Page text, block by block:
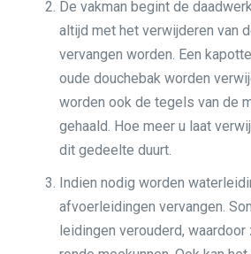
De vakman begint de
altijd met het verwijderen van
vervangen worden. Een
oude douchebak worden
worden ook de tegels van de
gehaald. Hoe meer u laat
dit gedeelte duurt.
Indien nodig worden
afvoerleidingen vervangen.
leidingen verouderd,